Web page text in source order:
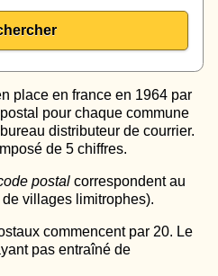
place en france en 1964 par
pour chaque commune
distributeur de courrier.
de 5 chiffres.
postal correspondent au
villages limitrophes).
commencent par 20. Le
pas entraîné de